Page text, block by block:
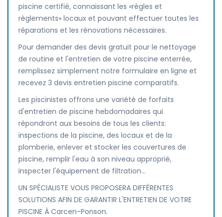
piscine certifié, connaissant les «règles et
règlements» locaux et pouvant effectuer toutes les
réparations et les rénovations nécessaires.
Pour demander des devis gratuit pour le nettoyage
de routine et l'entretien de votre piscine enterrée,
remplissez simplement notre formulaire en ligne et
recevez 3 devis entretien piscine comparatifs.
Les piscinistes offrons une variété de forfaits
d'entretien de piscine hebdomadaires qui
répondront aux besoins de tous les clients:
inspections de la piscine, des locaux et de la
plomberie, enlever et stocker les couvertures de
piscine, remplir l'eau à son niveau approprié,
inspecter l'équipement de filtration...
UN SPÉCIALISTE VOUS PROPOSERA DIFFÉRENTES
SOLUTIONS AFIN DE GARANTIR L'ENTRETIEN DE VOTRE
PISCINE À Carcen-Ponson.